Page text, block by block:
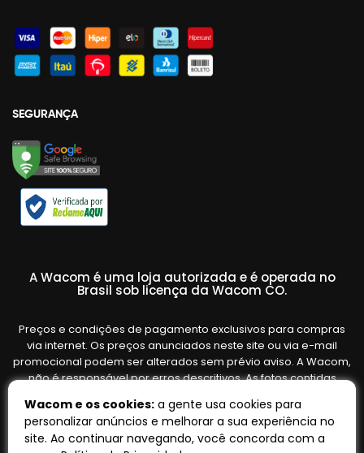
SEGURANÇA
A Wacom é uma loja autorizada e é operada no
Brasil sob licença da Wacom CO.
Preços e condições de pagamento exclusivos para compras
via internet. Os preços anunciados neste site ou via e-mail
promocional podem ser alterados sem prévio aviso. A Wacom,
não é responsável por erros descritivos. As fotos contidas
variar de acordo com o fornecedor/lote do fabricante. Ofertas
válidas até o término de nossos estoques. Vendas sujeitas à
análise e confirmação de dados.
Wacom e os cookies: a gente usa cookies para
personalizar anúncios e melhorar a sua experiência no
site. Ao continuar navegando, você concorda com a